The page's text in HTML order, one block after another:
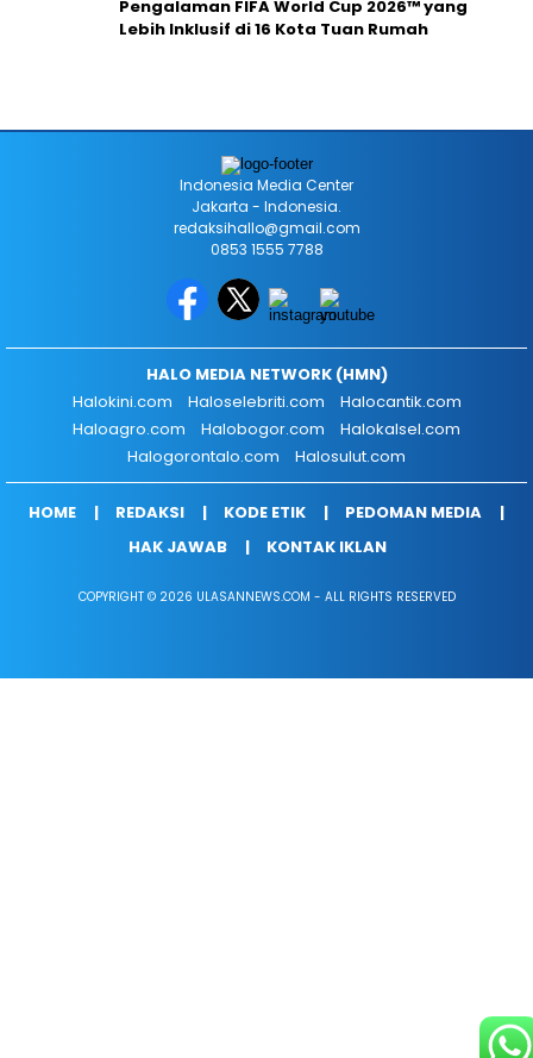
Pengalaman FIFA World Cup 2026™ yang
Lebih Inklusif di 16 Kota Tuan Rumah
Indonesia Media Center
Jakarta - Indonesia.
redaksihallo@gmail.com
0853 1555 7788
HALO MEDIA NETWORK (HMN)
Halokini.com
Haloselebriti.com
Halocantik.com
Haloagro.com
Halobogor.com
Halokalsel.com
Halogorontalo.com
Halosulut.com
HOME REDAKSI KODE ETIK
PEDOMAN MEDIA
HAK JAWAB
KONTAK IKLAN
COPYRIGHT © 2026 ULASANNEWS.COM - ALL RIGHTS RESERVED